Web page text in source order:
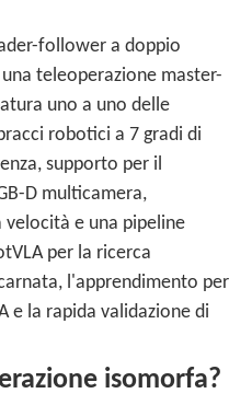
follower a doppio
teleoperazione master-
uno a uno delle
robotici a 7 gradi di
supporto per il
D multicamera,
velocità e una pipeline
per la ricerca
l'apprendimento per
e la rapida validazione di
isomorfa?